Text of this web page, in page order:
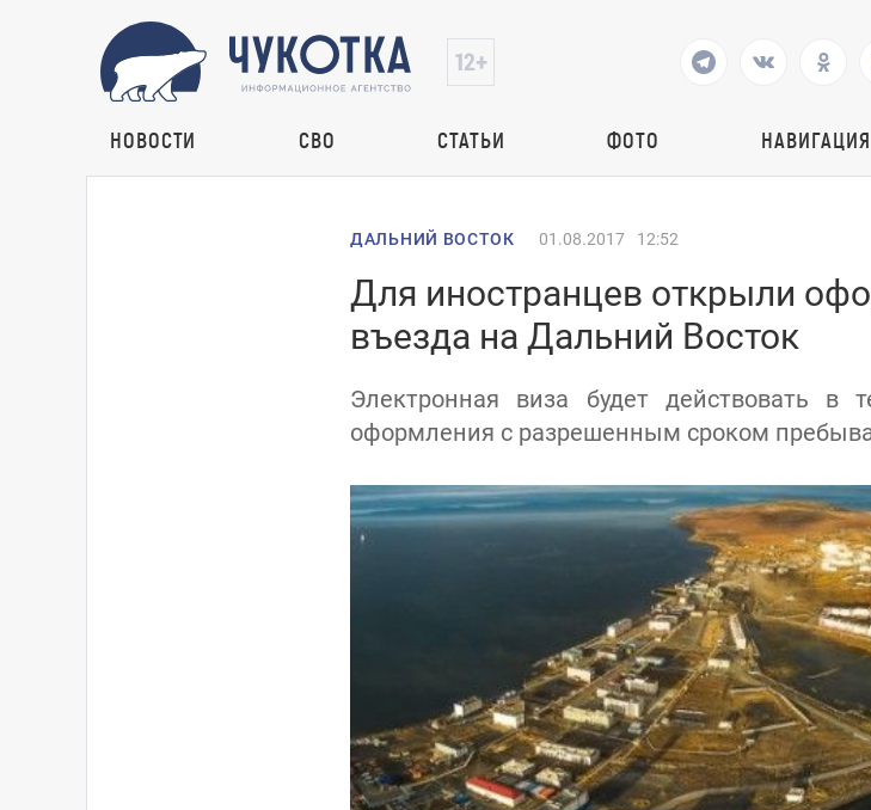
НОВОСТИ СВО СТАТЬИ ФОТО НАВИГАЦИЯ
ДАЛЬНИЙ ВОСТОК 01.08.2017 12:52
Для иностранцев открыли
въезда на Дальний Восток
Электронная виза будет действовать
оформления с разрешенным сроком